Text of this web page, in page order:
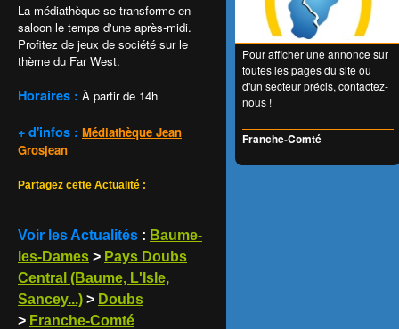
La médiathèque se transforme en
saloon le temps d'une après-midi.
Profitez de jeux de société sur le
thème du Far West.
Horaires : À partir de 14h
+ d'infos : Médiathèque Jean
Grosjean
Partagez cette Actualité :
Voir les Actualités : Baume-
les-Dames > Pays Doubs
Central (Baume, L'Isle,
Sancey...) > Doubs
> Franche-Comté
Pour afficher une annonce sur
toutes les pages du site ou
d'un secteur précis, contactez-
nous !
Franche-Comté